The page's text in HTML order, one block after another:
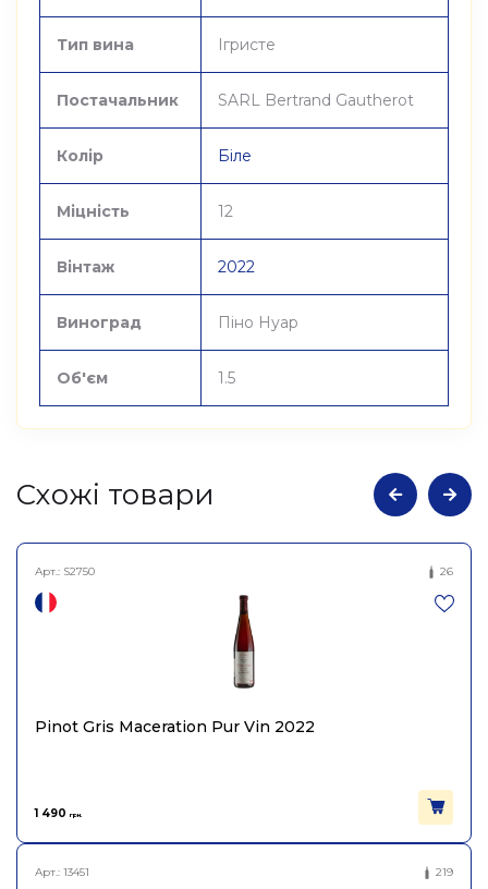
Тип вина Ігристе
Постачальник SARL Bertrand Gautherot
Колір Біле
Міцність 12
Вінтаж 2022
Виноград Піно Нуар
Об'єм 1.5
Cхожі товари
Арт.: S2750 26
Pinot Gris Maceration Pur Vin 2022
1 490 грн.
Арт.: 13451 219